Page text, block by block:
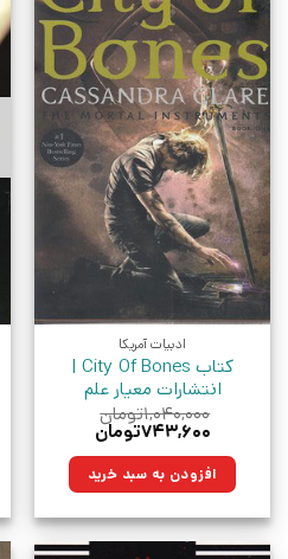
ادبیات آمریکا
کتاب City Of Bones |
انتشارات معیار علم
۱,۰۴۰,۰۰۰تومان
قیمت
۱,۰۴۰,۰۰۰تومان
بود.
۷۴۳,۶۰۰تومان
۷۴۳,۶۰۰تومان.افزودن به سبد خرید